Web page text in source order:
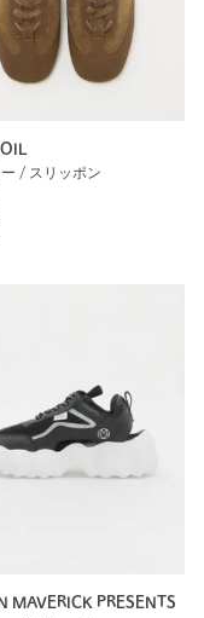
/ スリッポン
MAVERICK PRESENTS